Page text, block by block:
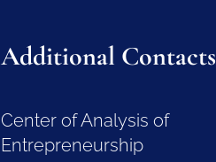
Additional Contacts
Center of Analysis of
Entrepreneurship